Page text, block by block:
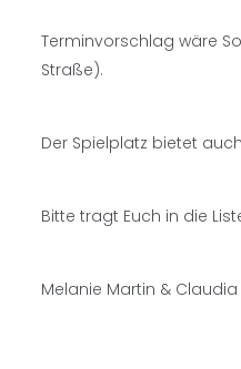
Terminvorschlag wäre
Straße).
Der Spielplatz bietet
Bitte tragt Euch in die
Melanie Martin & Claudia